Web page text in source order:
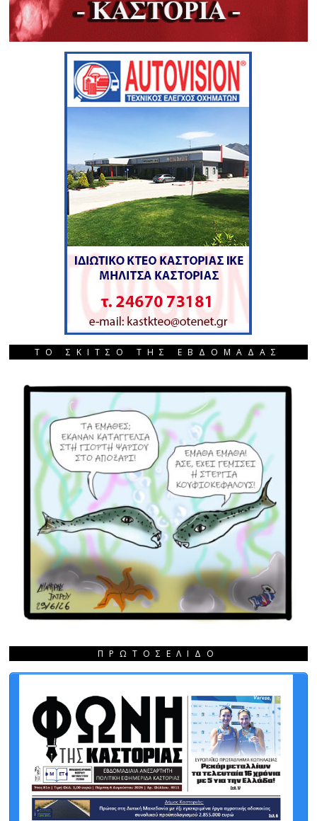
ΤΟ ΣΚΙΤΣΟ ΤΗΣ ΕΒΔΟΜΑΔΑΣ
ΠΡΩΤΟΣΈΛΙΔΟ